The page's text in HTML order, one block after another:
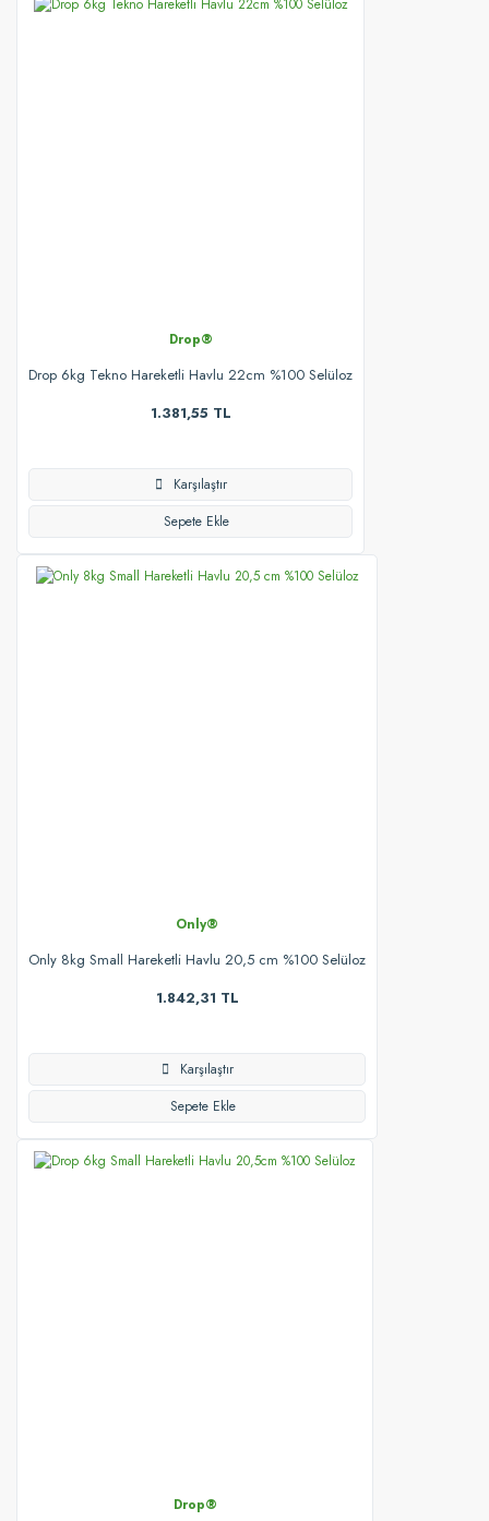
Drop®
Drop 6kg Tekno Hareketli Havlu 22cm %100 Selüloz
1.381,55 TL
Karşılaştır
Sepete Ekle
Only®
Only 8kg Small Hareketli Havlu 20,5 cm %100 Selüloz
1.842,31 TL
Karşılaştır
Sepete Ekle
Drop®